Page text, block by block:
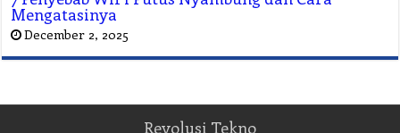
Mengatasinya
December 2, 2025
Revolusi Tekno